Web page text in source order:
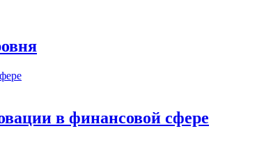
в финансовой сфере